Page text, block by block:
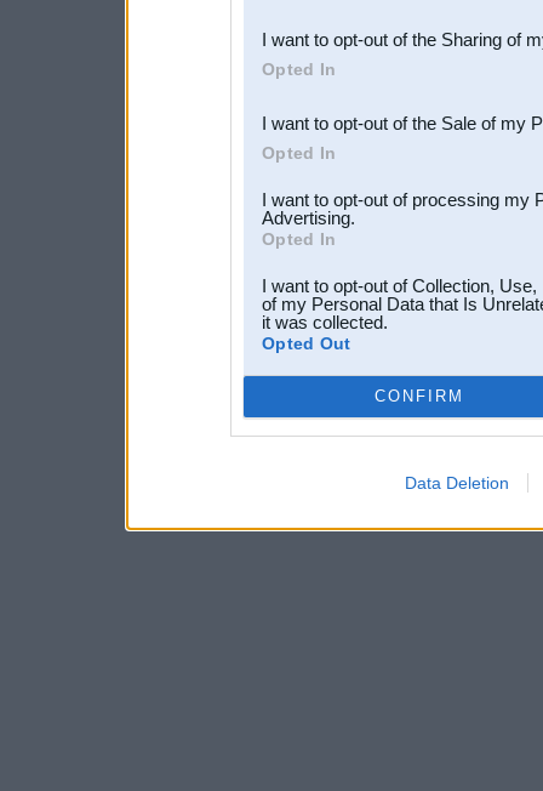
Downstream Participants
third parties.
I want to opt-out of the Sharing of
Opted In
I want to opt-out of the Sale of my
Opted In
I want to opt-out of processing my
Advertising.
Opted In
I want to opt-out of Collection,
of my Personal Data that Is
it was collected.
Opted Out
CONFIRM
Data Deletion